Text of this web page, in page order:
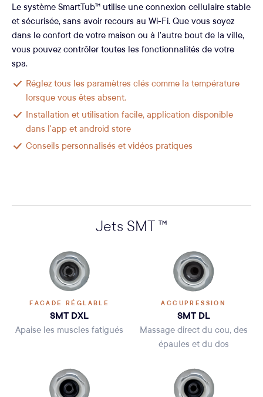
Le système SmartTub™ utilise une connexion cellulaire stable
et sécurisée, sans avoir recours au Wi-Fi. Que vous soyez
dans le confort de votre maison ou à l'autre bout de la ville,
vous pouvez contrôler toutes les fonctionnalités de votre
spa.
Réglez tous les paramètres clés comme la température
lorsque vous êtes absent.
Installation et utilisation facile, application disponible
dans l'app et android store
Conseils personnalisés et vidéos pratiques
Jets SMT ™
FACADE RÉGLABLE
SMT DXL
Apaise les muscles fatigués
ACCUPRESSION
SMT DL
Massage direct du cou, des
épaules et du dos